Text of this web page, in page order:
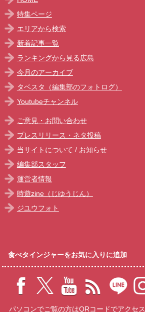
特集ページ
エリアから検索
新着記事一覧
ランキングから見る広島
今月のアーカイブ
タベスタ（編集部のフォトログ）
Youtubeチャンネル
ご意見・お問い合わせ
プレスリリース・ネタ投稿
当サイトについて / お知らせ
編集部スタッフ
運営者情報
時遊zine（じゆうじん）
ジユウフォト
食べタインジャーをお気に入りに追加
パソコンでご覧の方はQRコードでアクセス